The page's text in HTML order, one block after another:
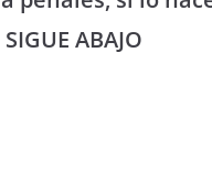
ABAJO